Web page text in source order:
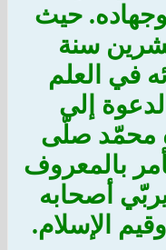
حيث
سنة
في العلم
إلى
محمّد صلّى
بالمعروف
أصحابه
الإسلام.